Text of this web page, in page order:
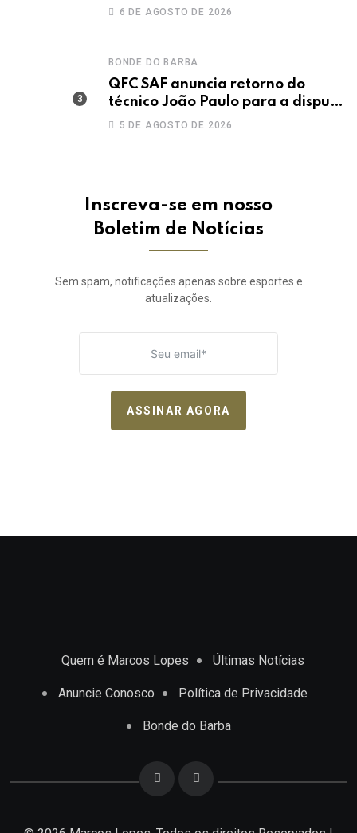
maior IDEB da história dos anos
6 DE AGOSTO DE 2026
BONDE DO BARBA
QFC SAF anuncia retorno do
técnico João Paulo para a disputa
da elite do Campeonato Potiguar
5 DE AGOSTO DE 2026
Inscreva-se em nosso
Boletim de Notícias
Sem spam, notificações apenas sobre esportes e
atualizações.
ASSINAR AGORA
Quem é Marcos Lopes Últimas Notícias
Anuncie Conosco Política de Privacidade
Bonde do Barba